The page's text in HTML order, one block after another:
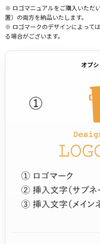
※ ロゴマニュアルをご購入いただ
置）の両方を納品いたします。
※ ロゴマークのデザインによって
る場合がございます。
オプ